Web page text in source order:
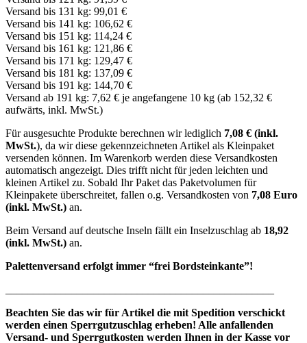
Versand bis 131 kg: 99,01 €
Versand bis 141 kg: 106,62 €
Versand bis 151 kg: 114,24 €
Versand bis 161 kg: 121,86 €
Versand bis 171 kg: 129,47 €
Versand bis 181 kg: 137,09 €
Versand bis 191 kg: 144,70 €
Versand ab 191 kg: 7,62 € je angefangene 10 kg (ab 152,32 €
aufwärts, inkl. MwSt.)
Für ausgesuchte Produkte berechnen wir lediglich 7,08 € (inkl.
MwSt.), da wir diese gekennzeichneten Artikel als Kleinpaket
versenden können. Im Warenkorb werden diese Versandkosten
automatisch angezeigt. Dies trifft nicht für jeden leichten und
kleinen Artikel zu. Sobald Ihr Paket das Paketvolumen für
Kleinpakete überschreitet, fallen o.g. Versandkosten von 7,08 Euro
(inkl. MwSt.) an.
Beim Versand auf deutsche Inseln fällt ein Inselzuschlag ab 18,92
(inkl. MwSt.) an.
Palettenversand erfolgt immer “frei Bordsteinkante”!
Beachten Sie das wir für Artikel die mit Spedition verschickt
werden einen Sperrgutzuschlag erheben! Alle anfallenden
Versand- und Sperrgutkosten werden Ihnen in der Kasse vor